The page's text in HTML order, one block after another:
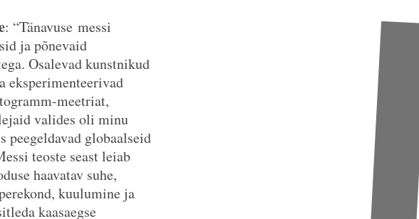
: “Tänavuse messi
ja põnevaid
Osalevad kunstnikud
eksperimenteerivad
meetriat,
valides oli minu
peegeldavad globaalseid
teoste seast leiab
haavatav suhe,
kuulumine ja
kaasaegse